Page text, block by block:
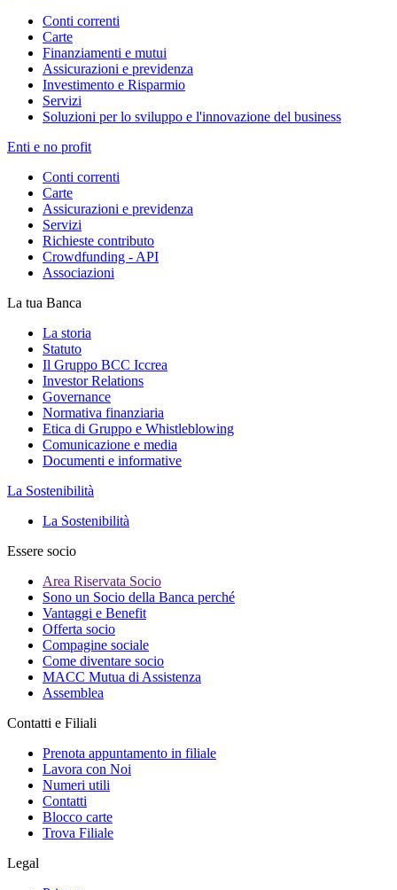
Conti correnti
Carte
Finanziamenti e mutui
Assicurazioni e previdenza
Investimento e Risparmio
Servizi
Soluzioni per lo sviluppo e l'innovazione del business
Enti e no profit
Conti correnti
Carte
Assicurazioni e previdenza
Servizi
Richieste contributo
Crowdfunding - API
Associazioni
La tua Banca
La storia
Statuto
Il Gruppo BCC Iccrea
Investor Relations
Governance
Normativa finanziaria
Etica di Gruppo e Whistleblowing
Comunicazione e media
Documenti e informative
La Sostenibilità
La Sostenibilità
Essere socio
Area Riservata Socio
Sono un Socio della Banca perché
Vantaggi e Benefit
Offerta socio
Compagine sociale
Come diventare socio
MACC Mutua di Assistenza
Assemblea
Contatti e Filiali
Prenota appuntamento in filiale
Lavora con Noi
Numeri utili
Contatti
Blocco carte
Trova Filiale
Legal